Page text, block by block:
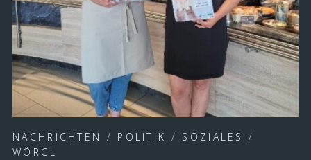
NACHRICHTEN / POLITIK / SOZIALES
/
WÖRGL